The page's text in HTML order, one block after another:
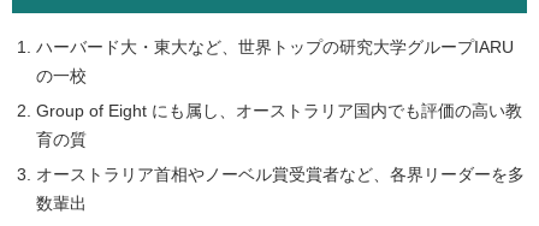
ハーバード大・東大など、世界トップの研究大学グループIARU
の一校
Group of Eight にも属し、オーストラリア国内でも評価の高い教
育の質
オーストラリア首相やノーベル賞受賞者など、各界リーダーを多
数輩出